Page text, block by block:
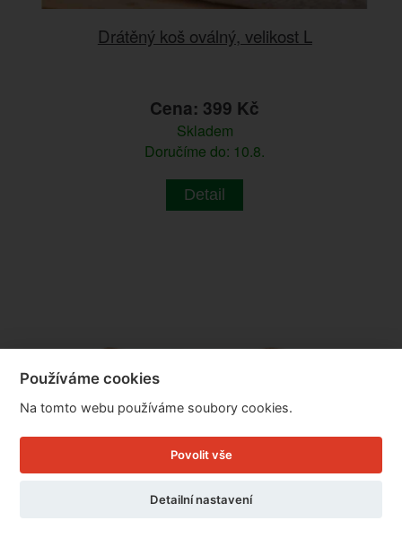
Drátěný koš oválný, velikost L
Cena: 399 Kč
Skladem
Doručíme do: 10.8.
Detail
Používáme cookies
Na tomto webu používáme soubory cookies.
Povolit vše
Detailní nastavení